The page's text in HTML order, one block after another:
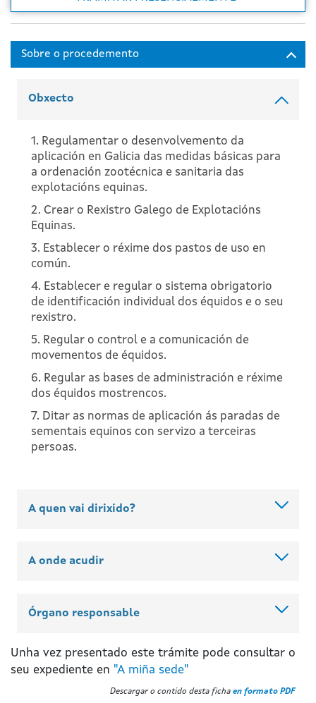
Obxecto
1. Regulamentar o desenvolvemento da
aplicación en Galicia das medidas básicas para
a ordenación zootécnica e sanitaria das
explotacións equinas.
2. Crear o Rexistro Galego de Explotacións
Equinas.
3. Establecer o réxime dos pastos de uso en
común.
4. Establecer e regular o sistema obrigatorio
de identificación individual dos équidos e o seu
rexistro.
5. Regular o control e a comunicación de
movementos de équidos.
6. Regular as bases de administración e réxime
dos équidos mostrencos.
7. Ditar as normas de aplicación ás paradas de
sementais equinos con servizo a terceiras
persoas.
A quen vai dirixido?
A onde acudir
Órgano responsable
Unha vez presentado este trámite pode consultar o
seu expediente en "A miña sede"
Descargar o contido desta ficha en formato PDF